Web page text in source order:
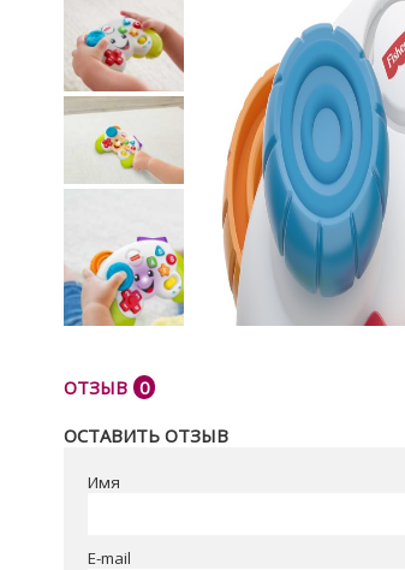
ОТЗЫВ 0
ОСТАВИТЬ ОТЗЫВ
Имя
E-mail